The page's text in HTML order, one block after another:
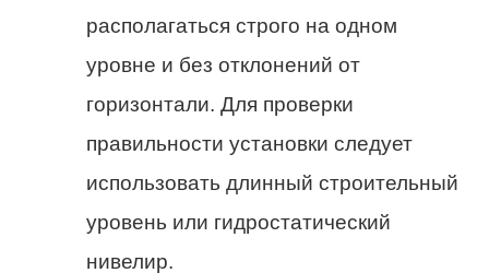
располагаться строго на одном
уровне и без отклонений от
горизонтали. Для проверки
правильности установки следует
использовать длинный строительный
уровень или гидростатический
нивелир.